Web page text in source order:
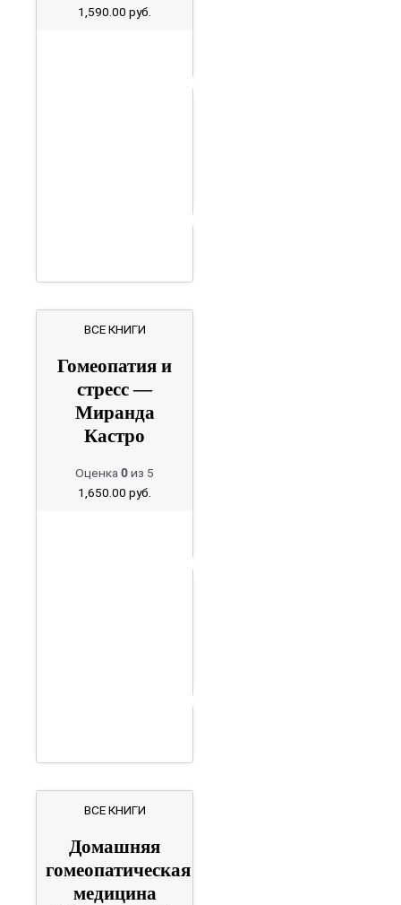
1,590.00 руб.
ВСЕ КНИГИ
Гомеопатия и
стресс —
Миранда
Кастро
Оценка 0из 5
1,650.00 руб.
ВСЕ КНИГИ
Домашняя
гомеопатическая
медицина